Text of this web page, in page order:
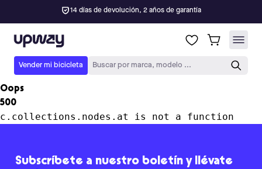
14 días de devolución, 2 años de garantía
Upway
Vender mi bicicleta Buscar por marca, modelo ...
Oops
500
c.collections.nodes.at is not a function
Subscríbete a nuestro boletín y llévate